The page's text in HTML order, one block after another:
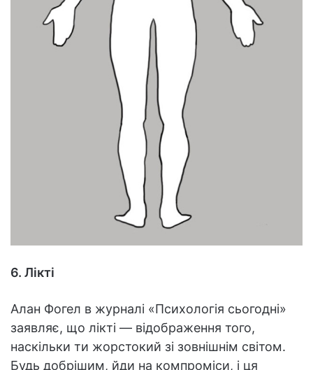
6. Лікті
Алан Фогел в журналі «Психологія сьогодні»
заявляє, що лікті — відображення того,
наскільки ти жорстокий зі зовнішнім світом.
Будь добрішим, йди на компроміси, і ця